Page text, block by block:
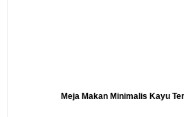
Meja Makan Minimalis Kayu